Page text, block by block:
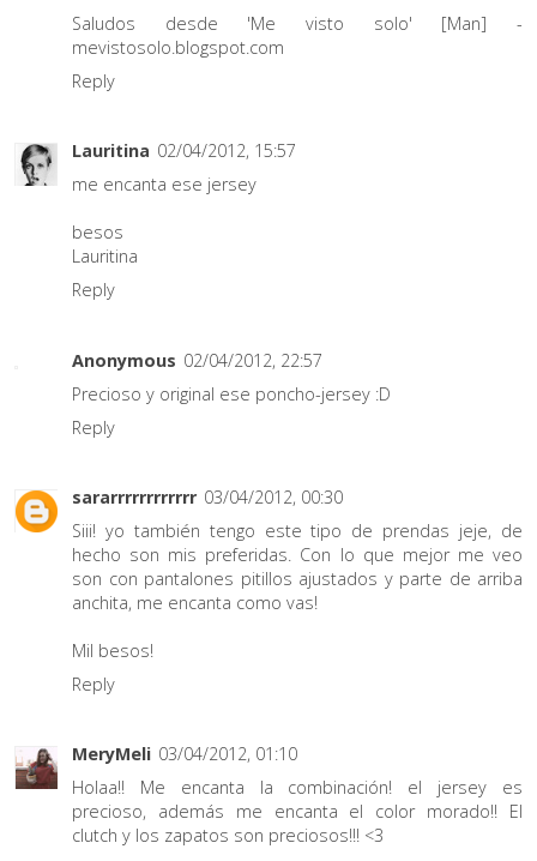
Saludos desde 'Me visto solo' [Man] -
mevistosolo.blogspot.com
Reply
Lauritina 02/04/2012, 15:57
me encanta ese jersey
besos
Lauritina
Reply
Anonymous 02/04/2012, 22:57
Precioso y original ese poncho-jersey :D
Reply
sararrrrrrrrrrrr 03/04/2012, 00:30
Siii! yo también tengo este tipo de prendas jeje, de
hecho son mis preferidas. Con lo que mejor me veo
son con pantalones pitillos ajustados y parte de arriba
anchita, me encanta como vas!
Mil besos!
Reply
MeryMeli 03/04/2012, 01:10
Holaa!! Me encanta la combinación! el jersey es
precioso, además me encanta el color morado!! El
clutch y los zapatos son preciosos!!! <3